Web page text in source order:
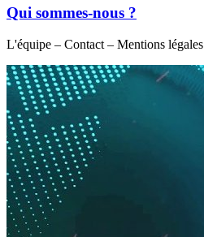
Qui sommes-nous ?
L'équipe – Contact – Mentions légales